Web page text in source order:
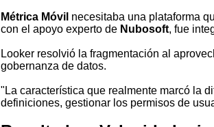
Métrica Móvil necesitaba una plataforma
con el apoyo experto de Nubosoft, fue
Looker resolvió la fragmentación al
gobernanza de datos.
"La característica que realmente marcó la
definiciones, gestionar los permisos de